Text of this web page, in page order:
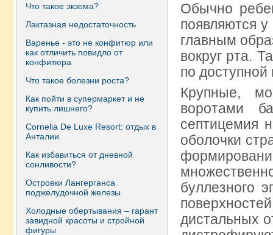
Что такое экзема?
Лактазная недостаточность
Варенье - это не конфитюр или
как отличить повидло от
конфитюра
Что такое болезни роста?
Как пойти в супермаркет и не
купить лишнего?
Сornelia De Luxe Resort: отдых в
Анталии.
Как избавиться от дневной
сонливости?
Островки Лангерганса
поджелудочной железы
Холодные обертывания – гарант
завидной красоты и стройной
фигуры
Обычно
появляются
главным
вокруг рта.
по доступной
Крупные,
воротами
септицемия
оболочки
буллезного
дистальных